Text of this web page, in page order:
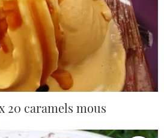
20 caramels mous